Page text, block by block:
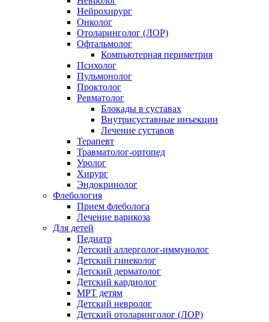
Нейрохирург
Онколог
Отоларинголог (ЛОР)
Офтальмолог
Компьютерная периметрия
Психолог
Пульмонолог
Проктолог
Ревматолог
Блокады в суставах
Внутрисуставные инъекции
Лечение суставов
Терапевт
Травматолог-ортопед
Уролог
Хирург
Эндокринолог
Флебология
Прием флеболога
Лечение варикоза
Для детей
Педиатр
Детский аллерголог-иммунолог
Детский гинеколог
Детский дерматолог
Детский кардиолог
МРТ детям
Детский невролог
Детский отоларинголог (ЛОР)